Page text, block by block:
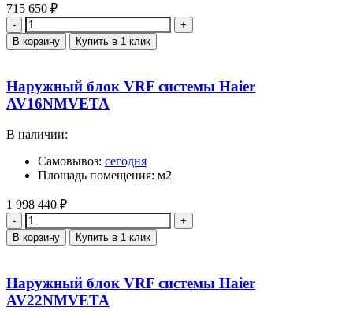
715 650 ₽
Количество
В корзину Купить в 1 клик
Наружный блок VRF системы Haier
AV16NMVETA
В наличии:
Самовывоз: сегодня
Площадь помещения: м2
1 998 440 ₽
Количество
В корзину Купить в 1 клик
Наружный блок VRF системы Haier
AV22NMVETA